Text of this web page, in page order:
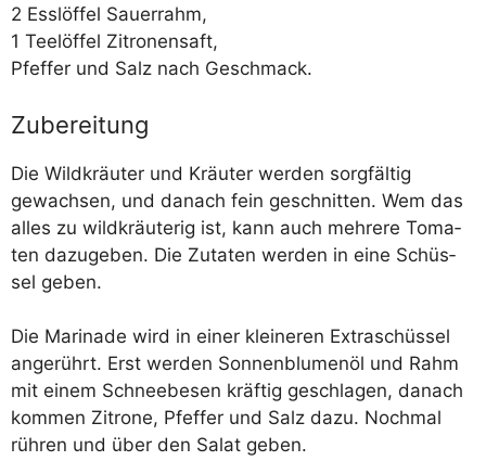
2 Ess­löf­fel Sauerrahm,
1 Tee­löf­fel Zitronensaft,
Pfef­fer und Salz nach Geschmack.
Zubereitung
Die Wild­kräu­ter und Kräu­ter wer­den sorg­fäl­tig
gewach­sen, und danach fein geschnit­ten. Wem das
alles zu wild­kräu­te­rig ist, kann auch meh­re­re Toma­
ten dazu­ge­ben. Die Zuta­ten wer­den in eine Schüs­
sel geben.
Die Mari­na­de wird in einer klei­ne­ren Extra­schüs­sel
ange­rührt. Erst wer­den Son­nen­blu­men­öl und Rahm
mit einem Schnee­be­sen kräf­tig geschla­gen, danach
kom­men Zitro­ne, Pfef­fer und Salz dazu. Noch­mal
rüh­ren und über den Salat geben.